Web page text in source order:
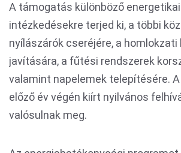
A támogatás különböző
intézkedésekre terjed ki, a többi
nyílászárók cseréjére, a
javítására, a fűtési rendszerek
valamint napelemek telepítésére.
előző év végén kiírt nyilvános
valósulnak meg.